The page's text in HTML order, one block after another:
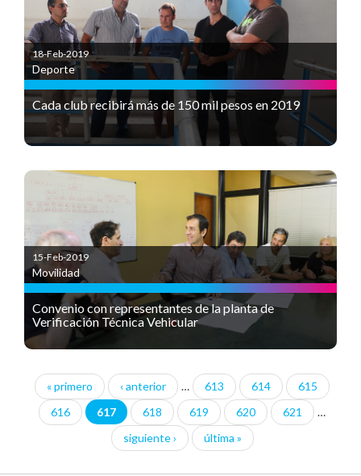
18-Feb-2019
Deporte
Cada club recibirá más de 150 mil pesos en 2019
15-Feb-2019
Movilidad
Convenio con representantes de la planta de
Verificación Técnica Vehicular
Páginas
« primero ‹ anterior … 613 614
615
616
617 618 619 620 621
…
siguiente ›
última »